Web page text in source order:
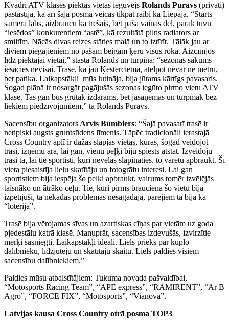
Kvadri ATV klases piektās vietas ieguvējs Rolands Puravs (privāti)
pastāstīja, ka arī šajā posmā veicās tikpat raibi kā Liepājā. “Starts
samērā labs, aizbraucu kā trešais, bet paša vainas dēļ, pārāk tuvu
“iesēdos” konkurentiem “astē”, kā rezultātā pilns radiators ar
smiltīm. Nācās divas reizes stāties malā un to iztīrīt. Tālāk jau ar
diviem piegājieniem no pašām beigām ķēru visus rokā. Aizcīnījos
līdz piektajai vietai,” stāsta Rolands un turpina: “sezonas sākums
iesācies nevisai. Trase, kā jau Ķesterciemā, atelpot nevar ne metru,
bet patika. Laikapstākļi mūs lutināja, bija jūtams kārtīgs pavasaris.
Šogad plānā ir nosargāt pagājušās sezonas iegūto pirmo vietu ATV
klasē. Tas gan būs grūtāk izdarāms, bet jāsaņemās un turpmāk bez
liekiem piedzīvojumiem,” tā Rolands Puravs.
Sacensību organizatorsArvis Bumbiers: “Šajā pavasarī trasē ir
netipiski augsts gruntsūdens līmenis. Tāpēc tradicionāli ierastajā
Cross Country aplī ir dažas slapjas vietas, kuras, šogad veidojot
trasi, izņēmu ārā, lai gan, vienu peļķi biju spiests atstāt. Izveidoju
trasi tā, lai tie sportisti, kuri nevēlas slapināties, to varētu apbraukt. Šī
vieta piesaistīja lielu skatītāju un fotogrāfu interesi. Lai gan
sportistiem bija iespēja šo peļķi apbraukt, vairums tomēr izvēlējās
taisnāko un ātrāko ceļu. Tie, kuri pirms brauciena šo vietu bija
izpētījuši, tā nekādas problēmas nesagādāja, pārējiem tā bija kā
“loterija”.
Trasē bija vērojamas sīvas un azartiskas cīņas par vietām uz goda
pjedestālu katrā klasē. Manuprāt, sacensības izdevušās, izvirzītie
mērķi sasniegti. Laikapstākļi ideāli. Liels prieks par kuplo
dalībnieku, līdzjūtēju un skatītāju skaitu. Liels paldies visiem
sacensību dalībniekiem.”
Paldies mūsu atbalstītājiem: Tukuma novada pašvaldībai,
“Motosports Racing Team”, “APE express”, “RAMIRENT”, “Ar B
Agro”, “FORCE FIX”, “Motosports”, “Vianova”.
Latvijas kausa Cross Country otrā posma TOP3